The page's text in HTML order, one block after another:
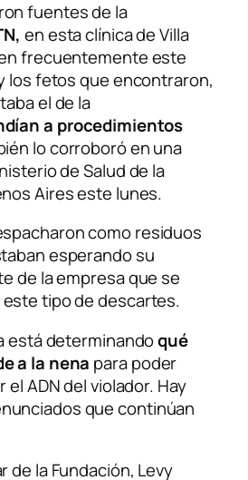
fuentes de la
en esta clínica de Villa
frecuentemente este
los fetos que encontraron,
el de la
a procedimientos
lo corroboró en una
de Salud de la
Aires este lunes.
como residuos
esperando su
de la empresa que se
tipo de descartes.
está determinandoqué
a la nena para poder
ADN del violador. Hay
que continúan
de la Fundación, Levy